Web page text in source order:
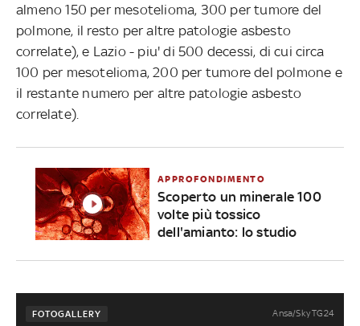
almeno 150 per mesotelioma, 300 per tumore del
polmone, il resto per altre patologie asbesto
correlate), e Lazio - piu' di 500 decessi, di cui circa
100 per mesotelioma, 200 per tumore del polmone e
il restante numero per altre patologie asbesto
correlate).
APPROFONDIMENTO
Scoperto un minerale 100
volte più tossico
dell'amianto: lo studio
FOTOGALLERY Ansa/Sky TG24